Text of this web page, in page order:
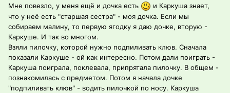
Мне повезло, у меня ещё и дочка есть
и Каркуша знает,
что у неё есть "старшая сестра" - моя дочка. Если мы
собираем малину, то первую ягодку я даю дочке, вторую -
Каркуше. И так во многом.
Взяли пилочку, которой нужно подпиливать клюв. Сначала
показали Каркуше - ой как интересно. Потом дали поиграть -
Каркуша поиграла, поклевала, припрятала пилочку. В общем -
познакомилась с предметом. Потом я начала дочке
"подпиливать клюв" - водить пилочкой по носу. Каркуша